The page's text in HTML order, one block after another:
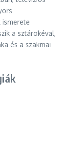
ismerete
a sztárokéval,
és a szakmai